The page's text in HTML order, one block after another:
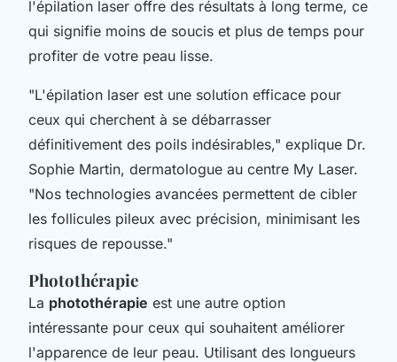
l'épilation laser offre des résultats à long terme, ce
qui signifie moins de soucis et plus de temps pour
profiter de votre peau lisse.
"L'épilation laser est une solution efficace pour
ceux qui cherchent à se débarrasser
définitivement des poils indésirables," explique Dr.
Sophie Martin, dermatologue au centre My Laser.
"Nos technologies avancées permettent de cibler
les follicules pileux avec précision, minimisant les
risques de repousse."
Photothérapie
La photothérapie est une autre option
intéressante pour ceux qui souhaitent améliorer
l'apparence de leur peau. Utilisant des longueurs